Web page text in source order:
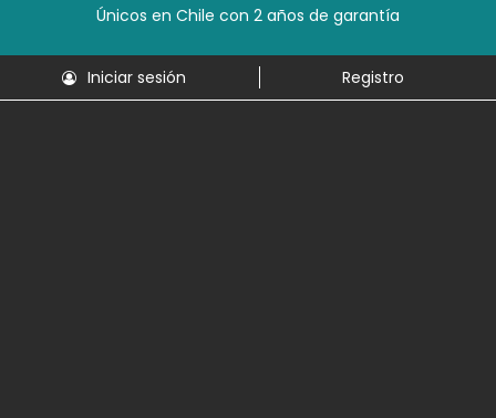
Únicos en Chile con 2 años de garantía
Iniciar sesión Registro